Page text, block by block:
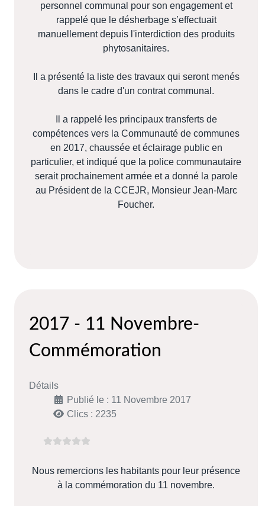
personnel communal pour son engagement et
rappelé que le désherbage s’effectuait
manuellement depuis l'interdiction des produits
phytosanitaires.
Il a présenté la liste des travaux qui seront menés
dans le cadre d'un contrat communal.
Il a rappelé les principaux transferts de
compétences vers la Communauté de communes
en 2017, chaussée et éclairage public en
particulier, et indiqué que la police communautaire
serait prochainement armée et a donné la parole
au Président de la CCEJR, Monsieur Jean-Marc
Foucher.
2017 - 11 Novembre-
Commémoration
Détails
Publié le : 11 Novembre 2017
Clics : 2235
Nous remercions les habitants pour leur présence
à la commémoration du 11 novembre.